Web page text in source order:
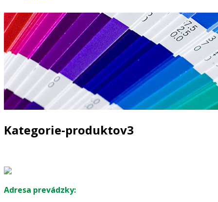
Kategorie-produktov3
Adresa prevádzky: